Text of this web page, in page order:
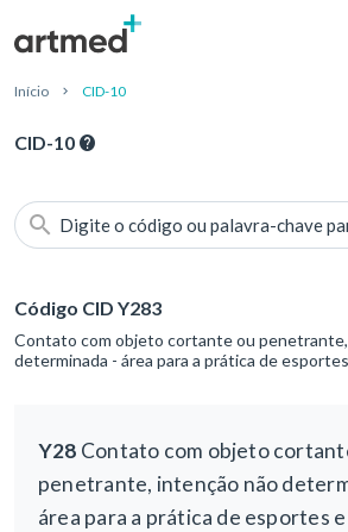
Início CID-10
CID-10
Digite o código ou palavra-chave
Código CID Y283
Contato com objeto cortante ou
determinada - área para a prática de
Y28 Contato com objeto
penetrante, intenção não
área para a prática de esportes e